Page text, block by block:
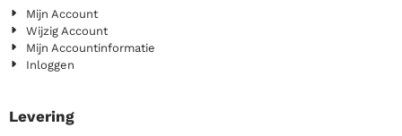
Mijn Account
Wijzig Account
Mijn Accountinformatie
Inloggen
Levering